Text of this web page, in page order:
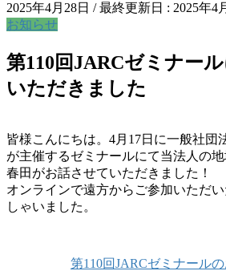
2025年4月28日 / 最終更新日 : 2025年4
お知らせ
第110回JARCゼミナー
いただきました
皆様こんにちは。4月17日に一般社団
が主催するゼミナールにて当法人の
春田がお話させていただきました！
オンラインで遠方からご参加いただ
しゃいました。
第110回JARCゼミナール